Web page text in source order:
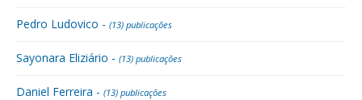
Pedro Ludovico - (13) publicações
Sayonara Eliziário - (13) publicações
Daniel Ferreira - (13) publicações